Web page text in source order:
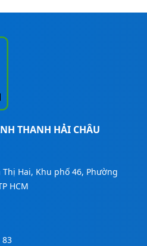
THANH HẢI CHÂU
Thị Hai, Khu phố 46, Phường
HCM
83